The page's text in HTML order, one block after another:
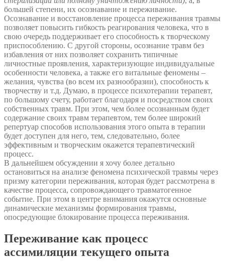
большей степени, их осознавание и переживание.
Осознавание и восстановление процесса переживания травмы
позволяет повысить гибкость реагирования человека, что в
свою очередь поддерживает его способность к творческому
приспособлению. С другой стороны, осознание травм без
избавления от них позволяет сохранить типичные
личностные проявления, характеризующие индивидуальные
особенности человека, а также его витальные феномены –
желания, чувства (во всем их разнообразии), способность к
творчеству и т.д. Думаю, в процессе психотерапии терапевт,
по большому счету, работает благодаря и посредством своих
собственных травм. При этом, чем более осознанным будет
содержание своих травм терапевтом, тем более широкий
репертуар способов использования этого опыта в терапии
будет доступен для него, тем, следовательно, более
эффективным и творческим окажется терапевтический
процесс.
В дальнейшем обсуждении я хочу более детально
остановиться на анализе феномена психической травмы через
призму категории переживания, которая будет рассмотрена в
качестве процесса, сопровождающего травматогенное
событие. При этом в центре внимания окажутся основные
динамические механизмы формирования травмы,
опосредующие блокирование процесса переживания.
Переживание как процесс
ассимиляции текущего опыта